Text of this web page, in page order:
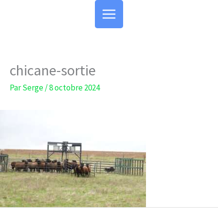
chicane-sortie
ParSerge/8 octobre 2024